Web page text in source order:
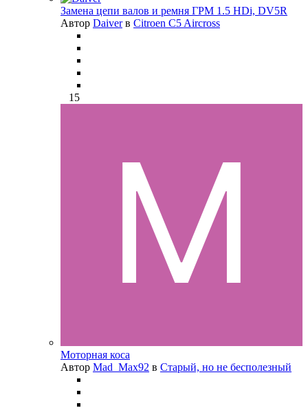
Замена цепи валов и ремня ГРМ 1.5 HDi, DV5R
Автор Daiverв Citroen C5 Aircross
15
Моторная коса
Автор Mad_Max92 в Старый, но не бесполезный